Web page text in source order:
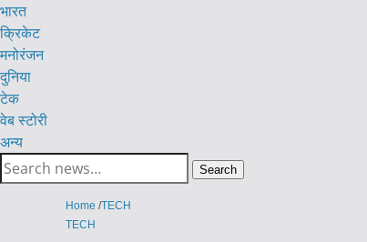
भारत
क्रिकेट
मनोरंजन
दुनिया
टेक
वेब स्टोरी
अन्य
Search
for:
Search
Home /TECH
TECH